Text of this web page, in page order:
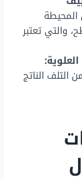
المحيطة
والتي تعتبر
التلف الناتج